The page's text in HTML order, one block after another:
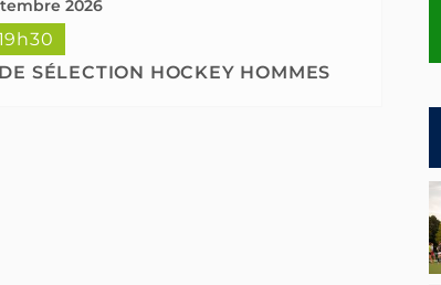
2026
SÉLECTION HOCKEY HOMMES